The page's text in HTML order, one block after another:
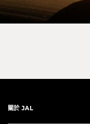
關於 JAL